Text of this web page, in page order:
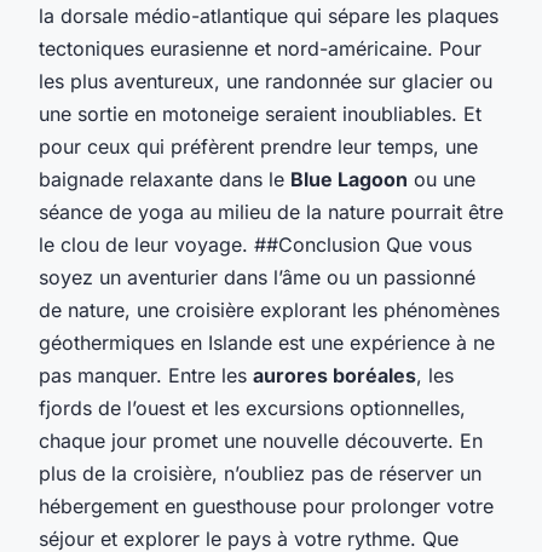
la dorsale médio-atlantique qui sépare les plaques
tectoniques eurasienne et nord-américaine. Pour
les plus aventureux, une randonnée sur glacier ou
une sortie en motoneige seraient inoubliables. Et
pour ceux qui préfèrent prendre leur temps, une
baignade relaxante dans le Blue Lagoon ou une
séance de yoga au milieu de la nature pourrait être
le clou de leur voyage. ##Conclusion Que vous
soyez un aventurier dans l’âme ou un passionné
de nature, une croisière explorant les phénomènes
géothermiques en Islande est une expérience à ne
pas manquer. Entre les aurores boréales, les
fjords de l’ouest et les excursions optionnelles,
chaque jour promet une nouvelle découverte. En
plus de la croisière, n’oubliez pas de réserver un
hébergement en guesthouse pour prolonger votre
séjour et explorer le pays à votre rythme. Que